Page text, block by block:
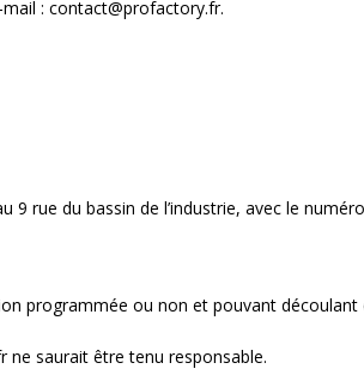
: contact@profactory.fr.
rue du bassin de l’industrie, avec le
programmée ou non et pouvant découlant
ne saurait être tenu responsable.